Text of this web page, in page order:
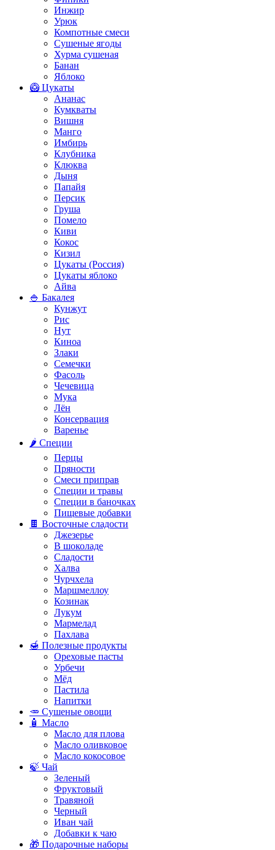
Инжир
Урюк
Компотные смеси
Сушеные ягоды
Хурма сушеная
Банан
Яблоко
🥝 Цукаты
Ананас
Кумкваты
Вишня
Манго
Имбирь
Клубника
Клюква
Дыня
Папайя
Персик
Груша
Помело
Киви
Кокос
Кизил
Цукаты (Россия)
Цукаты яблоко
Айва
🍚 Бакалея
Кунжут
Рис
Нут
Киноа
Злаки
Семечки
Фасоль
Чечевица
Мука
Лён
Консервация
Варенье
🌶️ Специи
Перцы
Пряности
Смеси приправ
Специи и травы
Специи в баночках
Пищевые добавки
🍫 Восточные сладости
Джезерье
В шоколаде
Сладости
Халва
Чурчхела
Маршмеллоу
Козинак
Лукум
Мармелад
Пахлава
🍯 Полезные продукты
Ореховые пасты
Урбечи
Мёд
Пастила
Напитки
🥕 Сушеные овощи
🧴 Масло
Масло для плова
Масло оливковое
Масло кокосовое
🍃 Чай
Зеленый
Фруктовый
Травяной
Черный
Иван чай
Добавки к чаю
🎁 Подарочные наборы